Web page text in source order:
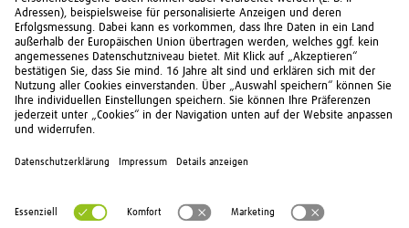
kumuliert oder einzeln auftreten. DieChancen und
Risikenim Überblick.
© 2026 FNZ Bank
Kontakt Über uns Impressum Datenschutz